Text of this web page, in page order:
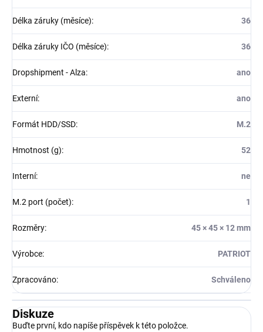
Délka záruky (měsíce): 36
Délka záruky IČO (měsíce): 36
Dropshipment - Alza: ano
Externí: ano
Formát HDD/SSD: M.2
Hmotnost (g): 52
Interní: ne
M.2 port (počet): 1
Rozměry: 45 × 45 × 12 mm
Výrobce: PATRIOT
Zpracováno: Schváleno
Diskuze
Buďte první, kdo napíše příspěvek k této položce.